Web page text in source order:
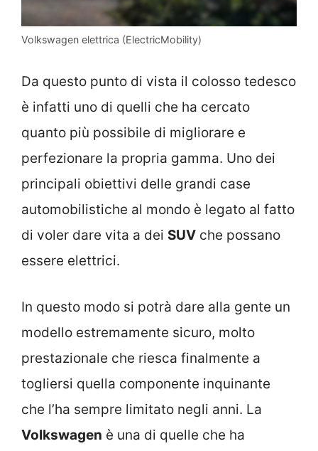
Volkswagen elettrica (ElectricMobility)
Da questo punto di vista il colosso tedesco
è infatti uno di quelli che ha cercato
quanto più possibile di migliorare e
perfezionare la propria gamma. Uno dei
principali obiettivi delle grandi case
automobilistiche al mondo è legato al fatto
di voler dare vita a dei SUV che possano
essere elettrici.
In questo modo si potrà dare alla gente un
modello estremamente sicuro, molto
prestazionale che riesca finalmente a
togliersi quella componente inquinante
che l’ha sempre limitato negli anni. La
Volkswagen è una di quelle che ha